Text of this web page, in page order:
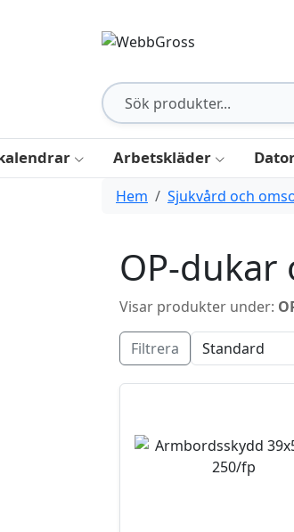
Arbetskläder
Hem Sjukvård och
OP-dukar
Visar produkter under:
Filtrera